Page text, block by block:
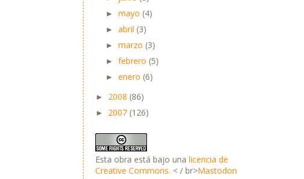
► mayo (4)
► abril (3)
► marzo (3)
► febrero (5)
► enero (6)
► 2008 (86)
► 2007 (126)
Esta obra está bajo una licencia de
Creative Commons. < / br>Mastodon